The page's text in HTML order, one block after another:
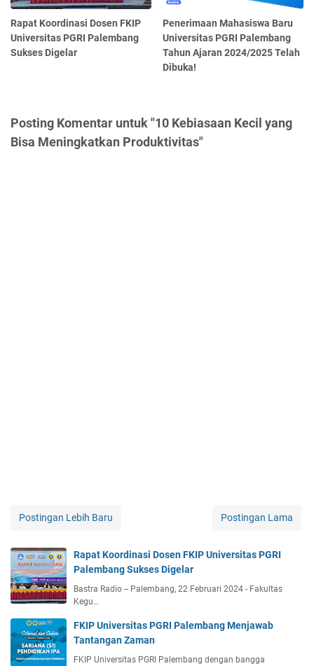
Rapat Koordinasi Dosen FKIP
Universitas PGRI Palembang
Sukses Digelar
Penerimaan Mahasiswa Baru
Universitas PGRI Palembang
Tahun Ajaran 2024/2025 Telah
Dibuka!
Posting Komentar untuk "10 Kebiasaan Kecil yang
Bisa Meningkatkan Produktivitas"
Postingan Lebih Baru Postingan Lama
Rapat Koordinasi Dosen FKIP Universitas PGRI
Palembang Sukses Digelar
Bastra Radio -- Palembang, 22 Februari 2024 - Fakultas
Kegu…
FKIP Universitas PGRI Palembang Menjawab
Tantangan Zaman
FKIP Universitas PGRI Palembang dengan bangga